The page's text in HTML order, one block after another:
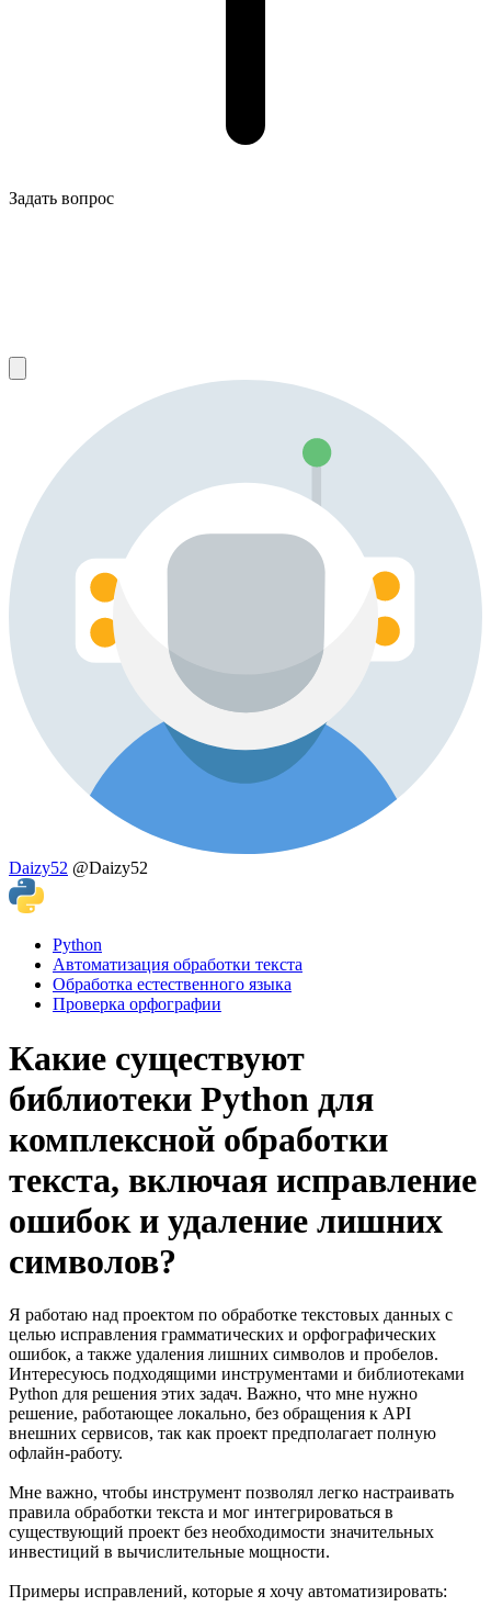
Задать вопрос
Daizy52 @Daizy52
Python
Автоматизация обработки текста
Обработка естественного языка
Проверка орфографии
Какие существуют
библиотеки Python для
комплексной обработки
текста, включая исправление
ошибок и удаление лишних
символов?
Я работаю над проектом по обработке текстовых данных с
целью исправления грамматических и орфографических
ошибок, а также удаления лишних символов и пробелов.
Интересуюсь подходящими инструментами и библиотеками
Python для решения этих задач. Важно, что мне нужно
решение, работающее локально, без обращения к API
внешних сервисов, так как проект предполагает полную
офлайн-работу.
Мне важно, чтобы инструмент позволял легко настраивать
правила обработки текста и мог интегрироваться в
существующий проект без необходимости значительных
инвестиций в вычислительные мощности.
Примеры исправлений, которые я хочу автоматизировать: